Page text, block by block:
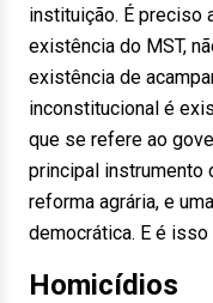
instituição. É preciso
existência do MST,
existência de
inconstitucional é
que se refere ao
principal instrumento
reforma agrária, e
democrática. E é
Homicídios